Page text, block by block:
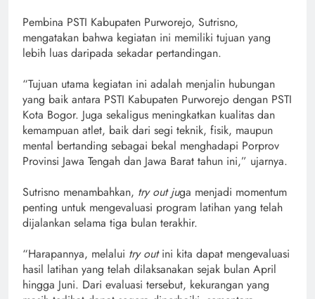
Pembina PSTI Kabupaten Purworejo, Sutrisno,
mengatakan bahwa kegiatan ini memiliki tujuan yang
lebih luas daripada sekadar pertandingan.
“Tujuan utama kegiatan ini adalah menjalin hubungan
yang baik antara PSTI Kabupaten Purworejo dengan PSTI
Kota Bogor. Juga sekaligus meningkatkan kualitas dan
kemampuan atlet, baik dari segi teknik, fisik, maupun
mental bertanding sebagai bekal menghadapi Porprov
Provinsi Jawa Tengah dan Jawa Barat tahun ini,” ujarnya.
Sutrisno menambahkan, try out juga menjadi momentum
penting untuk mengevaluasi program latihan yang telah
dijalankan selama tiga bulan terakhir.
“Harapannya, melalui try outini kita dapat mengevaluasi
hasil latihan yang telah dilaksanakan sejak bulan April
hingga Juni. Dari evaluasi tersebut, kekurangan yang